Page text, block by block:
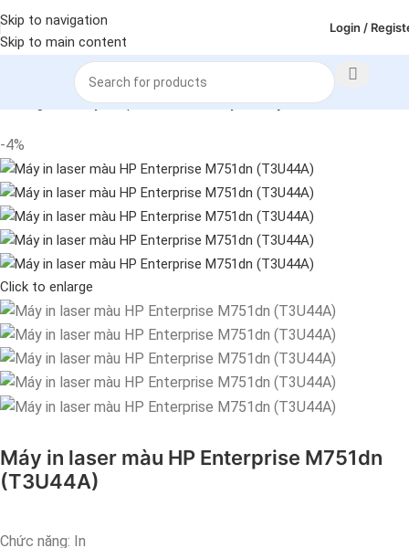
Skip to navigation
Skip to main content
Login /
Máy in - photo - scan Máy in Máy in màu laser
-4%
Click to enlarge
Máy in laser màu HP Enterprise M751dn
(T3U44A)
Chức năng: In